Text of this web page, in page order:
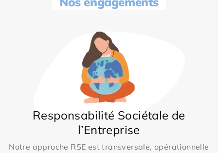
Responsabilité Sociétale de
l’Entreprise
Notre approche RSE est transversale, opérationnelle